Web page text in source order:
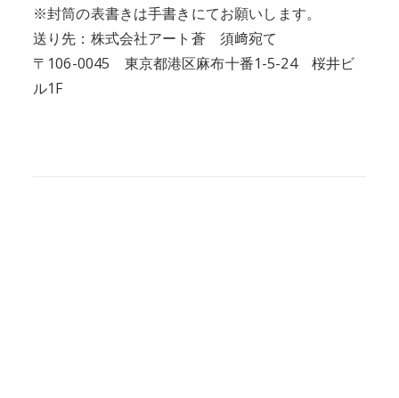
※封筒の表書きは手書きにてお願いします。
送り先：株式会社アート蒼 須﨑宛て
〒106-0045 東京都港区麻布十番1-5-24 桜井ビ
ル1F